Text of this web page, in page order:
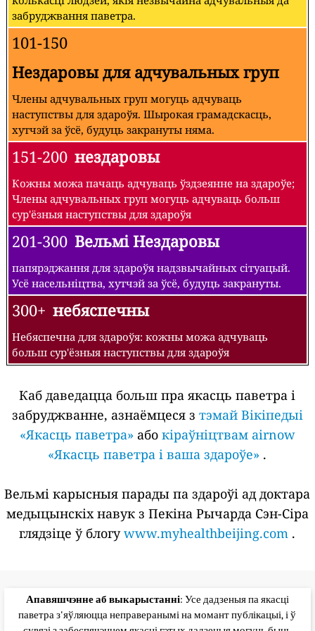
забруджвання паветра.
101-150
Нездаровы для адчувальных груп
Члены адчувальных груп могуць адчуваць
наступствы для здароўя. Шырокая грамадскасць,
хутчэй за ўсё, будуць закрануты няма.
151-200 нездаровы
Кожны можа пачаць адчуваць ўздзеянне на здароўе;
Члены адчувальных груп могуць адчуваць больш
сур'ёзныя наступствы для здароўя
201-300 Вельмі Нездаровы
папярэджання для здароўя надзвычайных сітуацый.
Усё насельніцтва, хутчэй за ўсё, будуць закрануты.
300+ небяспечны
Небяспечна для здароўя: кожны можа адчуваць
больш сур'ёзныя наступствы для здароўя
Каб даведацца больш пра якасць паветра і
забруджванне, азнаёмцеся з тэмай Вікіпедыі
«Якасць паветра» або кіраўніцтвам airnow
«Якасць паветра і ваша здароўе» .
Вельмі карысныя парады па здароўі ад доктара
медыцынскіх навук з Пекіна Рычарда Сэн-Сіра
глядзіце ў блогуwww.myhealthbeijing.com .
Апавяшчэнне аб выкарыстанні: Усе дадзеныя па якасці
паветра з'яўляюцца неправеранымі на момант публікацыі, і ў